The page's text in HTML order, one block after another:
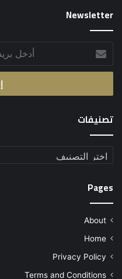
Newsletter
بريدك
الإلكتروني
تصنيفات
تصنيفات
Pages
About
Home
Privacy Policy
Terms and Conditions